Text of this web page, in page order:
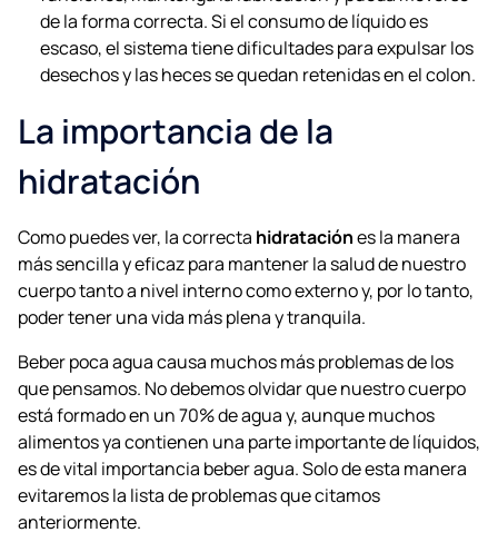
de la forma correcta. Si el consumo de líquido es
escaso, el sistema tiene dificultades para expulsar los
desechos y las heces se quedan retenidas en el colon.
La importancia de la
hidratación
Como puedes ver, la correcta hidrataciónes la manera
más sencilla y eficaz para mantener la salud de nuestro
cuerpo tanto a nivel interno como externo y, por lo tanto,
poder tener una vida más plena y tranquila.
Beber poca agua causa muchos más problemas de los
que pensamos. No debemos olvidar que nuestro cuerpo
está formado en un 70% de agua y, aunque muchos
alimentos ya contienen una parte importante de líquidos,
es de vital importancia beber agua. Solo de esta manera
evitaremos la lista de problemas que citamos
anteriormente.